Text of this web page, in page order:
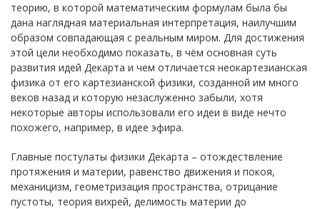
теорию, в которой математическим формулам была бы
дана наглядная материальная интерпретация, наилучшим
образом совпадающая с реальным миром. Для достижения
этой цели необходимо показать, в чём основная суть
развития идей Декарта и чем отличается неокартезианская
физика от его картезианской физики, созданной им много
веков назад и которую незаслуженно забыли, хотя
некоторые авторы использовали его идеи в виде нечто
похожего, например, в идее эфира.
Главные постулаты физики Декарта – отождествление
протяжения и материи, равенство движения и покоя,
механицизм, геометризация пространства, отрицание
пустоты, теория вихрей, делимость материи до